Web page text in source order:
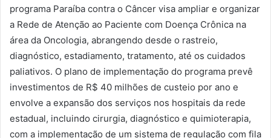
programa Paraíba contra o Câncer visa ampliar e organizar
a Rede de Atenção ao Paciente com Doença Crônica na
área da Oncologia, abrangendo desde o rastreio,
diagnóstico, estadiamento, tratamento, até os cuidados
paliativos. O plano de implementação do programa prevê
investimentos de R$ 40 milhões de custeio por ano e
envolve a expansão dos serviços nos hospitais da rede
estadual, incluindo cirurgia, diagnóstico e quimioterapia,
com a implementação de um sistema de regulação com fila